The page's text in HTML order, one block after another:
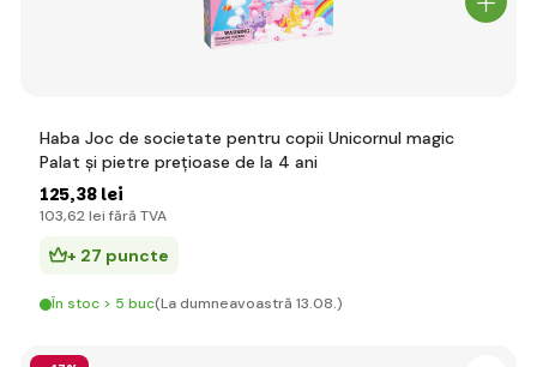
Haba Joc de societate pentru copii Unicornul magic
Palat și pietre prețioase de la 4 ani
125,38 lei
103,62 lei fără TVA
+ 27 puncte
În stoc > 5 buc(La dumneavoastră 13.08.)